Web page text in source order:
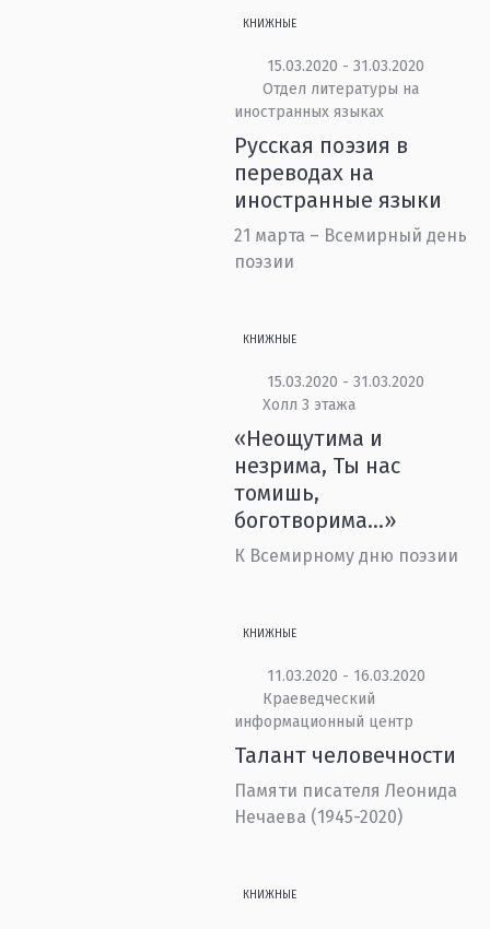
КНИЖНЫЕ
15.03.2020 - 31.03.2020
Отдел литературы на
иностранных языках
Русская поэзия в
переводах на
иностранные языки
21 марта – Всемирный день
поэзии
КНИЖНЫЕ
15.03.2020 - 31.03.2020
Холл 3 этажа
«Неощутима и
незрима, Ты нас
томишь,
боготворима...»
К Всемирному дню поэзии
КНИЖНЫЕ
11.03.2020 - 16.03.2020
Краеведческий
информационный центр
Талант человечности
Памяти писателя Леонида
Нечаева (1945-2020)
КНИЖНЫЕ